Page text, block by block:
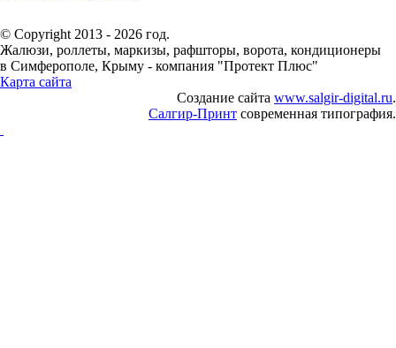
© Copyright 2013 - 2026 год.
Жалюзи, роллеты, маркизы, рафшторы, ворота, кондиционеры
в Симферополе, Крыму - компания "Протект Плюс"
Карта сайта
Создание сайта www.salgir-digital.ru.
Салгир-Принт современная типография.